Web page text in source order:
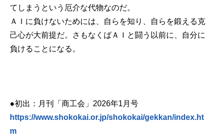
てしまうという厄介な代物なのだ。
ＡＩに負けないためには、自らを知り、自らを鍛える克
己心が大前提だ。さもなくばＡＩと闘う以前に、自分に
負けることになる。
●初出：月刊「商工会」2026年1月号
https://www.shokokai.or.jp/shokokai/gekkan/index.ht
m